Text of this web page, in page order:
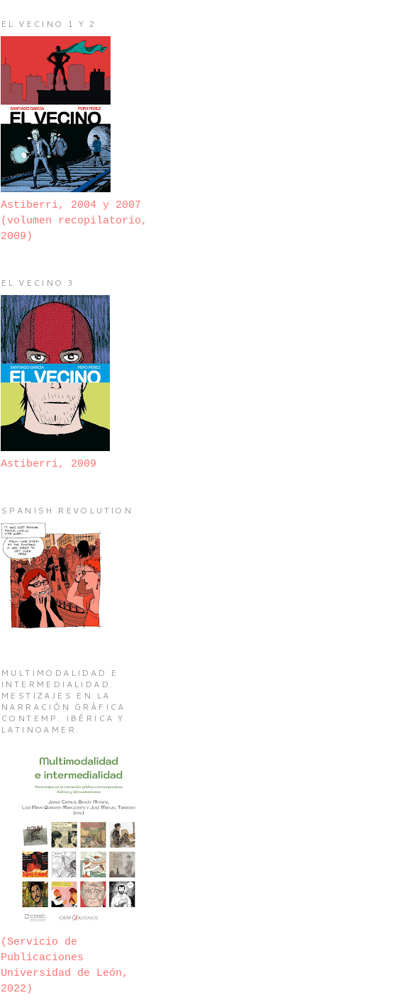
EL VECINO 1 Y 2
Astiberri, 2004 y 2007
(volumen recopilatorio,
2009)
EL VECINO 3
Astiberri, 2009
SPANISH REVOLUTION
MULTIMODALIDAD E
INTERMEDIALIDAD.
MESTIZAJES EN LA
NARRACIÓN GRÁFICA
CONTEMP. IBÉRICA Y
LATINOAMER.
(Servicio de
Publicaciones
Universidad de León,
2022)